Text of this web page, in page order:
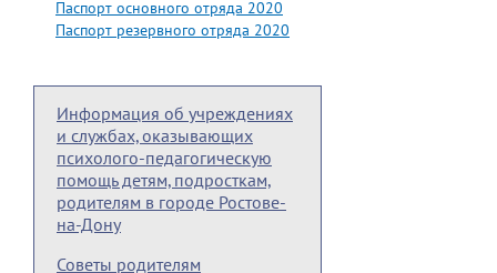
Паспорт основного отряда 2020
Паспорт резервного отряда 2020
Информация об учреждениях
и службах, оказывающих
психолого-педагогическую
помощь детям, подросткам,
родителям в городе Ростове-
на-Дону
Советы родителям